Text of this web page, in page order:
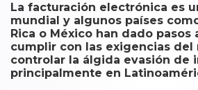
La facturación electrónica es
mundial y algunos países
Rica o México han dado pasos
cumplir con las exigencias del
controlar la álgida evasión de
principalmente en